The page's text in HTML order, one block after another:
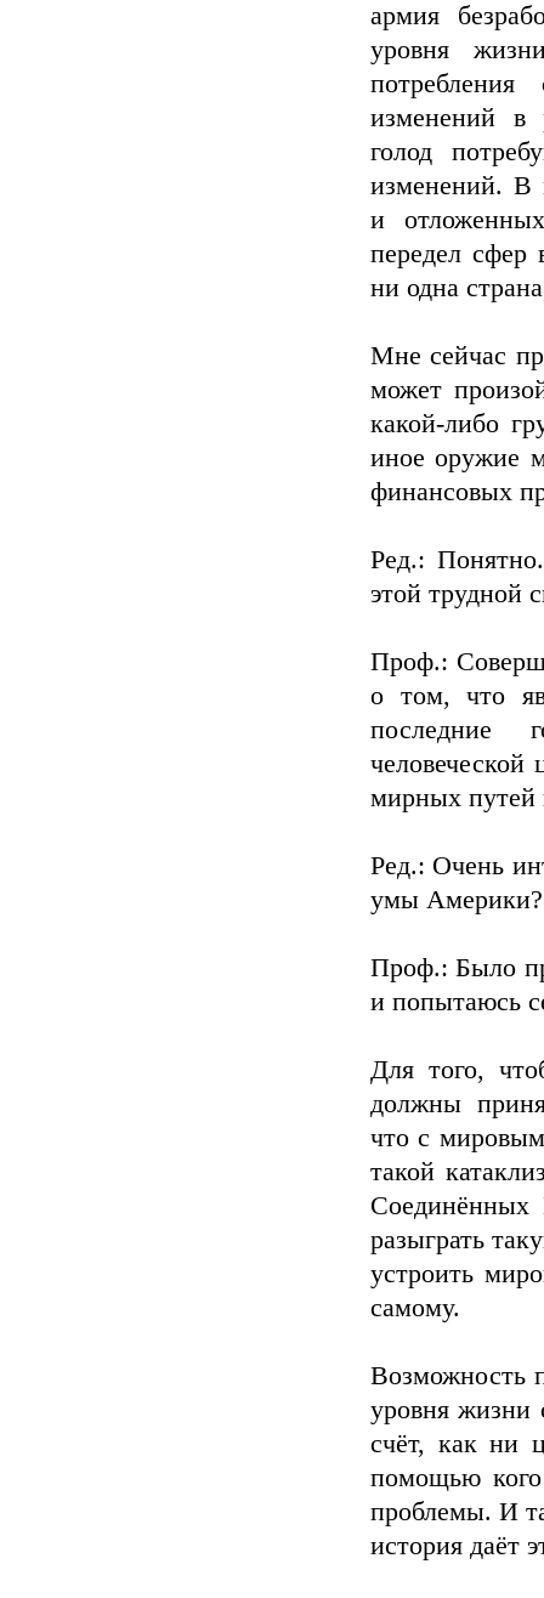
армия
уровня
изменений в
голод
изменений. В
и
передел сфер
ни одна
Мне сейчас
может
какой-либо
иное оружие
финансовых
Ред.:
этой трудной
Проф.:
о том, что
последние
мирных путей
Ред.: Очень
умы Америки?
Проф.: Было
и попытаюсь
Для того,
должны
что с
такой
Соединённых
разыграть
устроить
самому.
Возможность
уровня жизни
счёт, как ни
помощью
проблемы. И
история даёт